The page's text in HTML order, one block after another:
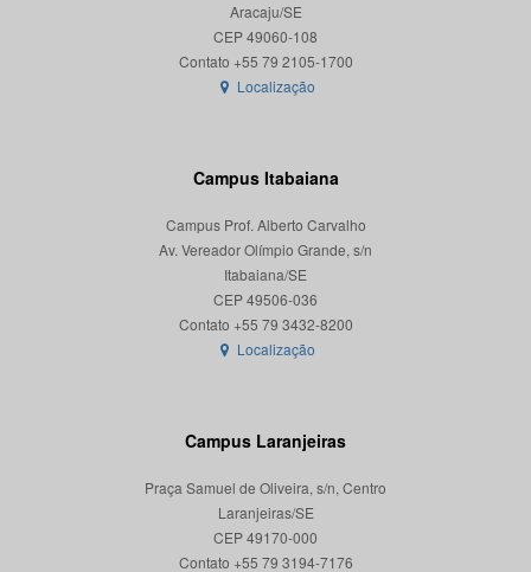
Aracaju/SE
CEP 49060-108
Localização
Campus Itabaiana
Campus Prof. Alberto Carvalho
Av. Vereador Olímpio Grande, s/n
Itabaiana/SE
CEP 49506-036
Localização
Campus Laranjeiras
Praça Samuel de Oliveira, s/n, Centro
Laranjeiras/SE
CEP 49170-000